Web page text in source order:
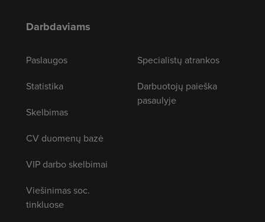
Darbdaviams
Paslaugos
Statistika
Skelbimas
CV duomenų bazė
VIP darbo skelbimai
Viešinimas soc.
tinkluose
Specialistų atrankos
Darbuotojų paieška
pasaulyje